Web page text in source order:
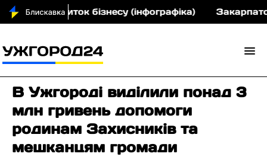
на розвиток бізнесу (інфографіка)
В Ужгороді виділили понад 3
млн гривень допомоги
родинам Захисників та
мешканцям громади